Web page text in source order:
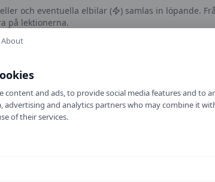
och eventuella elbilar (
) samlas in löpande.
på lektionerna.
och
Hur fungerar tjänsten?
Läs mer om hur vi samlar in
About
content and ads, to provide social media features and to
advertising and analytics partners who may combine it
of their services.